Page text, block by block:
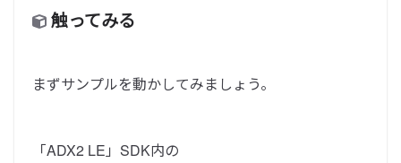
触ってみる
まずサンプルを動かしてみましょう。
「ADX2 LE」SDK内の